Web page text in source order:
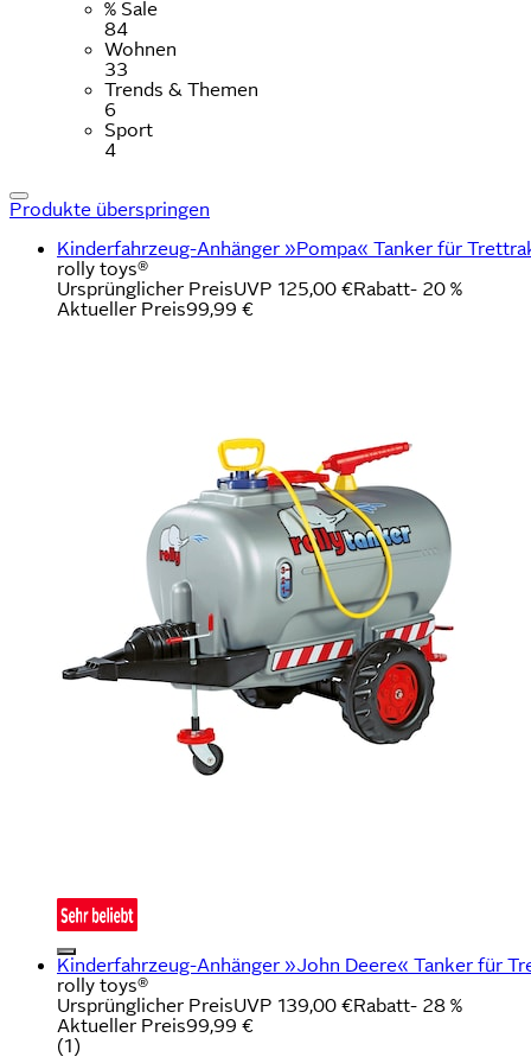
% Sale
84
Wohnen
33
Trends & Themen
6
Sport
4
Produkte überspringen
Kinderfahrzeug-Anhänger »Pompa« Tanker für
rolly toys®
Ursprünglicher PreisUVP 125,00 €Rabatt- 20 %
Aktueller Preis99,99 €
Kinderfahrzeug-Anhänger »John Deere« Tanker für
rolly toys®
Ursprünglicher PreisUVP 139,00 €Rabatt- 28 %
Aktueller Preis99,99 €
(1)